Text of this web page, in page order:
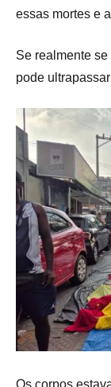
essas mortes e
Se realmente
pode